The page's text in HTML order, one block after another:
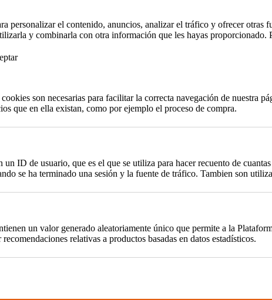
personalizar el contenido, anuncios, analizar el tráfico y ofrecer
y combinarla con otra información que les hayas
son necesarias para facilitar la correcta navegación de nuestra
que en ella existan, como por ejemplo el proceso de compra.
ID de usuario, que es el que se utiliza para hacer recuento de
se ha terminado una sesión y la fuente de tráfico. Tambien son
un valor generado aleatoriamente único que permite a la
relativas a productos basadas en datos estadísticos.